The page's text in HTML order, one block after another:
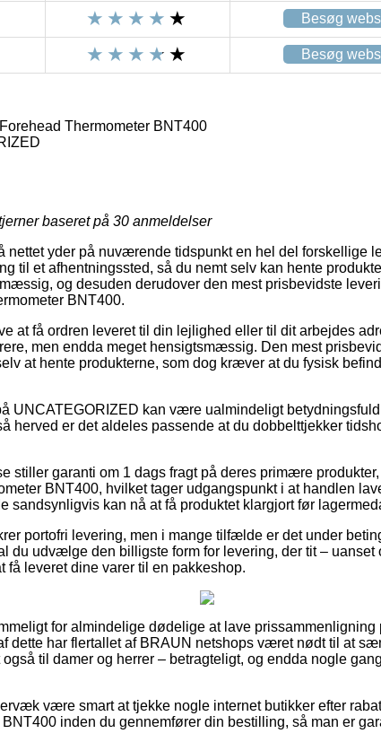
Besøg
Besøg
Thermometer BNT400
baseret på 30 anmeldelser
nettet yder på nuværende tidspunkt en hel del forskellige
til et afhentningssted, så du nemt selv kan hente
og desuden derudover den mest prisbevidste
BNT400.
at få ordren leveret til din lejlighed eller til dit arbejdes
men endda meget hensigtsmæssig. Den mest
at hente produkterne, som dog kræver at du fysisk
UNCATEGORIZED kan være ualmindeligt
herved er det aldeles passende at du dobbelttjekker
stiller garanti om 1 dags fragt på deres primære
BNT400, hvilket tager udgangspunkt i at handlen
sandsynligvis kan nå at få produktet klargjort før
portofri levering, men i mange tilfælde er det under
du udvælge den billigste form for levering, der tit – uanset
leveret dine varer til en pakkeshop.
for almindelige dødelige at lave
dette har flertallet af BRAUN netshops været nødt til at
til damer og herrer – betragteligt, og endda nogle
være smart at tjekke nogle internet butikker efter
inden du gennemfører din bestilling, så man er